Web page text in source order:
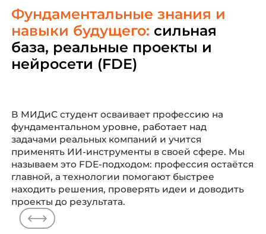
Фундаментальные знания и
навыки будущего: сильная
база, реальные проекты и
нейросети (FDE)
В МИДиС студент осваивает профессию на
фундаментальном уровне, работает над
задачами реальных компаний и учится
применять ИИ-инструменты в своей сфере. Мы
называем это FDE-подходом: профессия остаётся
главной, а технологии помогают быстрее
находить решения, проверять идеи и доводить
проекты до результата.